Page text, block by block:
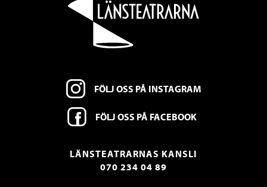
FÖLJ OSS PÅ INSTAGRAM
FÖLJ OSS PÅ FACEBOOK
LÄNSTEATRARNAS KANSLI
070 234 04 89